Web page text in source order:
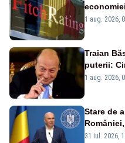
„BBB-”
1 aug. 2026,
Traian
puterii:
fii prost,
1 aug. 2026,
Stare de
a anunțat
31 iul. 2026,